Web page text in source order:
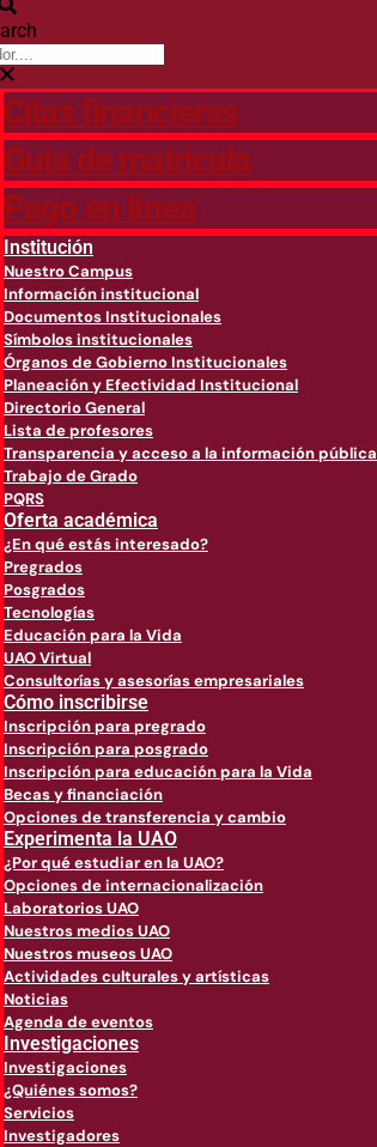
Citas financieras
Guía de matricula
Pago en línea
Institución
Nuestro Campus
Información institucional
Documentos Institucionales
Símbolos institucionales
Órganos de Gobierno Institucionales
Planeación y Efectividad Institucional
Directorio General
Lista de profesores
Transparencia y acceso a la información pública
Trabajo de Grado
PQRS
Oferta académica
¿En qué estás interesado?
Pregrados
Posgrados
Tecnologías
Educación para la Vida
UAO Virtual
Consultorías y asesorías empresariales
Cómo inscribirse
Inscripción para pregrado
Inscripción para posgrado
Inscripción para educación para la Vida
Becas y financiación
Opciones de transferencia y cambio
Experimenta la UAO
¿Por qué estudiar en la UAO?
Opciones de internacionalización
Laboratorios UAO
Nuestros medios UAO
Nuestros museos UAO
Actividades culturales y artísticas
Noticias
Agenda de eventos
Investigaciones
Investigaciones
¿Quiénes somos?
Servicios
Investigadores